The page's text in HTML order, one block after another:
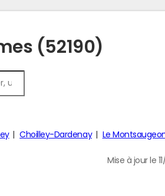
(52190)
Choilley-Dardenay Le
Mise à jour le